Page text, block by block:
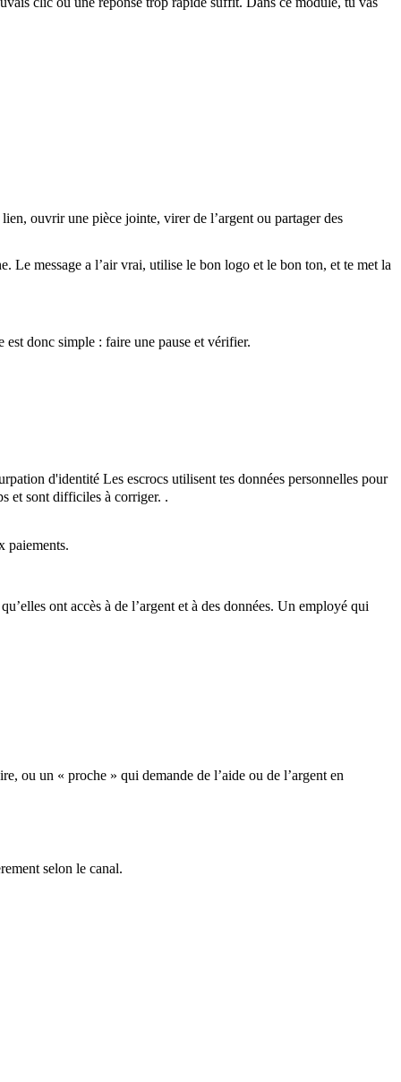
ouvrir une pièce jointe, virer de l’argent ou partager des
Le message a l’air vrai, utilise le bon logo et le bon ton, et te met la
est donc simple : faire une pause et vérifier.
d'identité Les escrocs utilisent tes données personnelles pour
et sont difficiles à corriger. .
paiements.
ont accès à de l’argent et à des données. Un employé qui
ou un « proche » qui demande de l’aide ou de l’argent en
selon le canal.